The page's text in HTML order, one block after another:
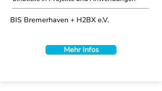
BIS Bremerhaven + H2BX e.V.
Mehr Infos